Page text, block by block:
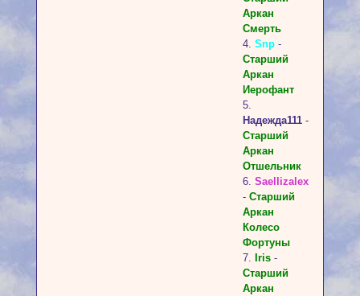
Аркан
Смерть
4. Snp-
Старший
Аркан
Иерофант
5.
Надежда111-
Старший
Аркан
Отшельник
6. Saellizalex
- Старший
Аркан
Колесо
Фортуны
7. Iris-
Старший
Аркан